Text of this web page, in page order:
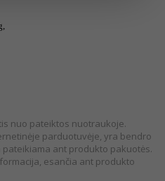
nuo pateiktos nuotraukoje.
parduotuvėje, yra bendro
ant produkto pakuotės.
esančia ant produkto